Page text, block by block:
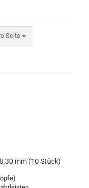
Seite
mm (10 Stück)